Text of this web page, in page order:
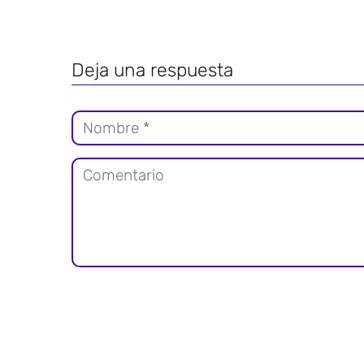
Deja una respuesta